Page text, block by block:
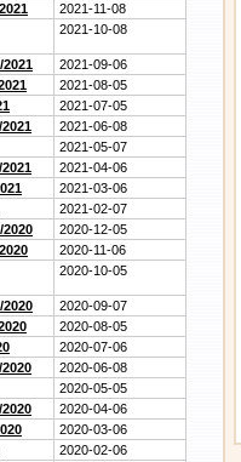
2021-11-08
2021-10-08
2021-09-06
2021-08-05
2021-07-05
2021-06-08
2021-05-07
2021-04-06
2021-03-06
2021-02-07
2020-12-05
2020-11-06
2020-10-05
2020-09-07
2020-08-05
2020-07-06
2020-06-08
2020-05-05
2020-04-06
2020-03-06
2020-02-06